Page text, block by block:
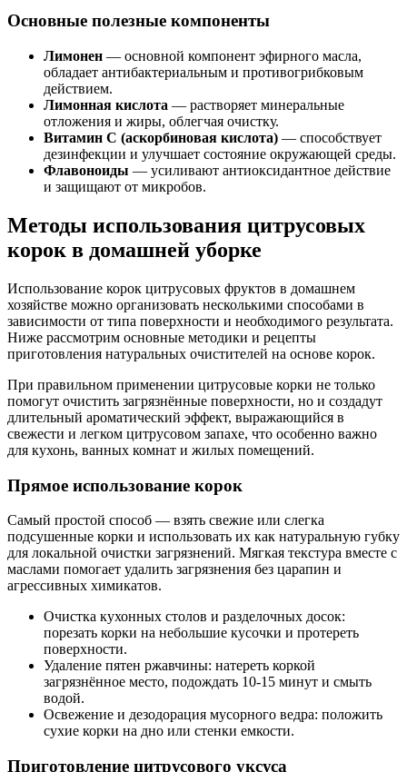
Основные полезные компоненты
Лимонен — основной компонент эфирного масла,
обладает антибактериальным и противогрибковым
действием.
Лимонная кислота — растворяет минеральные
отложения и жиры, облегчая очистку.
Витамин С (аскорбиновая кислота) — способствует
дезинфекции и улучшает состояние окружающей среды.
Флавоноиды — усиливают антиоксидантное действие
и защищают от микробов.
Методы использования цитрусовых
корок в домашней уборке
Использование корок цитрусовых фруктов в домашнем
хозяйстве можно организовать несколькими способами в
зависимости от типа поверхности и необходимого результата.
Ниже рассмотрим основные методики и рецепты
приготовления натуральных очистителей на основе корок.
При правильном применении цитрусовые корки не только
помогут очистить загрязнённые поверхности, но и создадут
длительный ароматический эффект, выражающийся в
свежести и легком цитрусовом запахе, что особенно важно
для кухонь, ванных комнат и жилых помещений.
Прямое использование корок
Самый простой способ — взять свежие или слегка
подсушенные корки и использовать их как натуральную губку
для локальной очистки загрязнений. Мягкая текстура вместе с
маслами помогает удалить загрязнения без царапин и
агрессивных химикатов.
Очистка кухонных столов и разделочных досок:
порезать корки на небольшие кусочки и протереть
поверхности.
Удаление пятен ржавчины: натереть коркой
загрязнённое место, подождать 10-15 минут и смыть
водой.
Освежение и дезодорация мусорного ведра: положить
сухие корки на дно или стенки емкости.
Приготовление цитрусового уксуса